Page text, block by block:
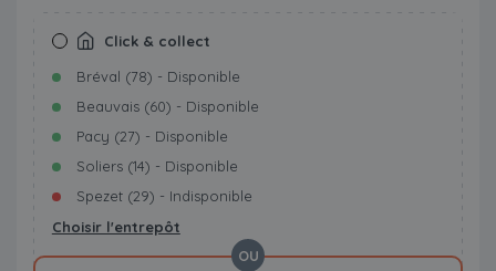
Click & collect
Bréval (78) - Disponible
Beauvais (60) - Disponible
Pacy (27) - Disponible
Soliers (14) - Disponible
Spezet (29) - Indisponible
Choisir l'entrepôt
OU